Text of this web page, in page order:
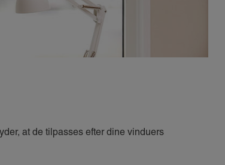
at de tilpasses efter dine vinduers